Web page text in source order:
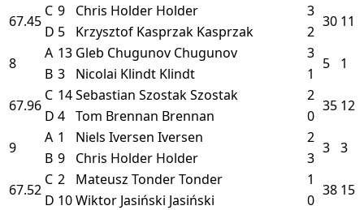
67.45
C 9 Chris Holder Holder 3
30 11
D 5 Krzysztof Kasprzak Kasprzak
2
8
A 13 Gleb Chugunov Chugunov 3
5 1
B 3 Nicolai Klindt Klindt
1
67.96
C 14Sebastian SzostakSzostak 2
35 12
D 4 Tom Brennan Brennan
0
9
A 1 Niels Iversen Iversen 2
3 3
B 9 Chris Holder Holder
3
67.52
C 2 Mateusz TonderTonder 1
38 15
D 10Wiktor Jasiński Jasiński 0